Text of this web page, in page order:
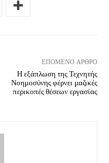
ΕΠΌΜΕΝΟ ΆΡΘΡΟ
Η εξάπλωση της Τεχνητής
Νοημοσύνης φέρνει μαζικές
περικοπές θέσεων εργασίας